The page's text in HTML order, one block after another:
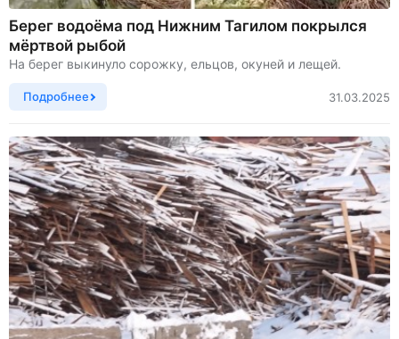
Берег водоёма под Нижним Тагилом покрылся
мёртвой рыбой
На берег выкинуло сорожку, ельцов, окуней и лещей.
Подробнее 31.03.2025